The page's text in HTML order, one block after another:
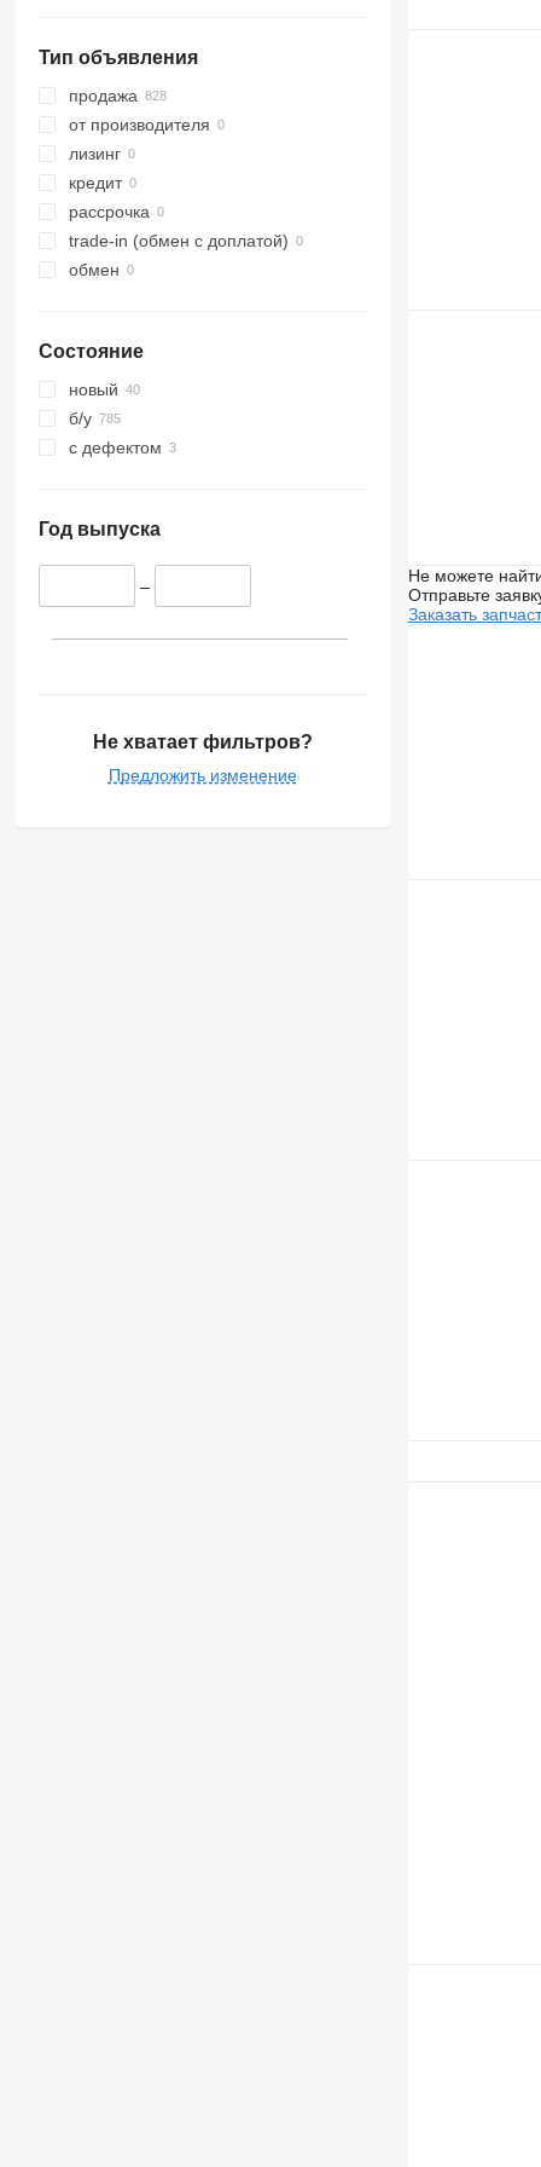
Тип объявления
продажа
от производителя
лизинг
кредит
рассрочка
trade-in (обмен с доплатой)
обмен
Состояние
новый
б/у
с дефектом
Год выпуска
–
Не хватает фильтров?
Предложить изменение
Не можете
Отправьте
Заказать